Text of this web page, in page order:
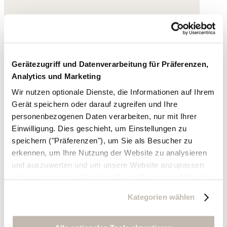
Gerätezugriff und Datenverarbeitung für Präferenzen,
Analytics und Marketing
Wir nutzen optionale Dienste, die Informationen auf Ihrem
Gerät speichern oder darauf zugreifen und Ihre
personenbezogenen Daten verarbeiten, nur mit Ihrer
Einwilligung. Dies geschieht, um Einstellungen zu
speichern ("Präferenzen"), um Sie als Besucher zu
erkennen, um Ihre Nutzung der Website zu analysieren
und auszuwerten und um unsere Website anzupassen
zu erstellen, um personalisierte Werbung auszuliefern,
Kategorien wählen